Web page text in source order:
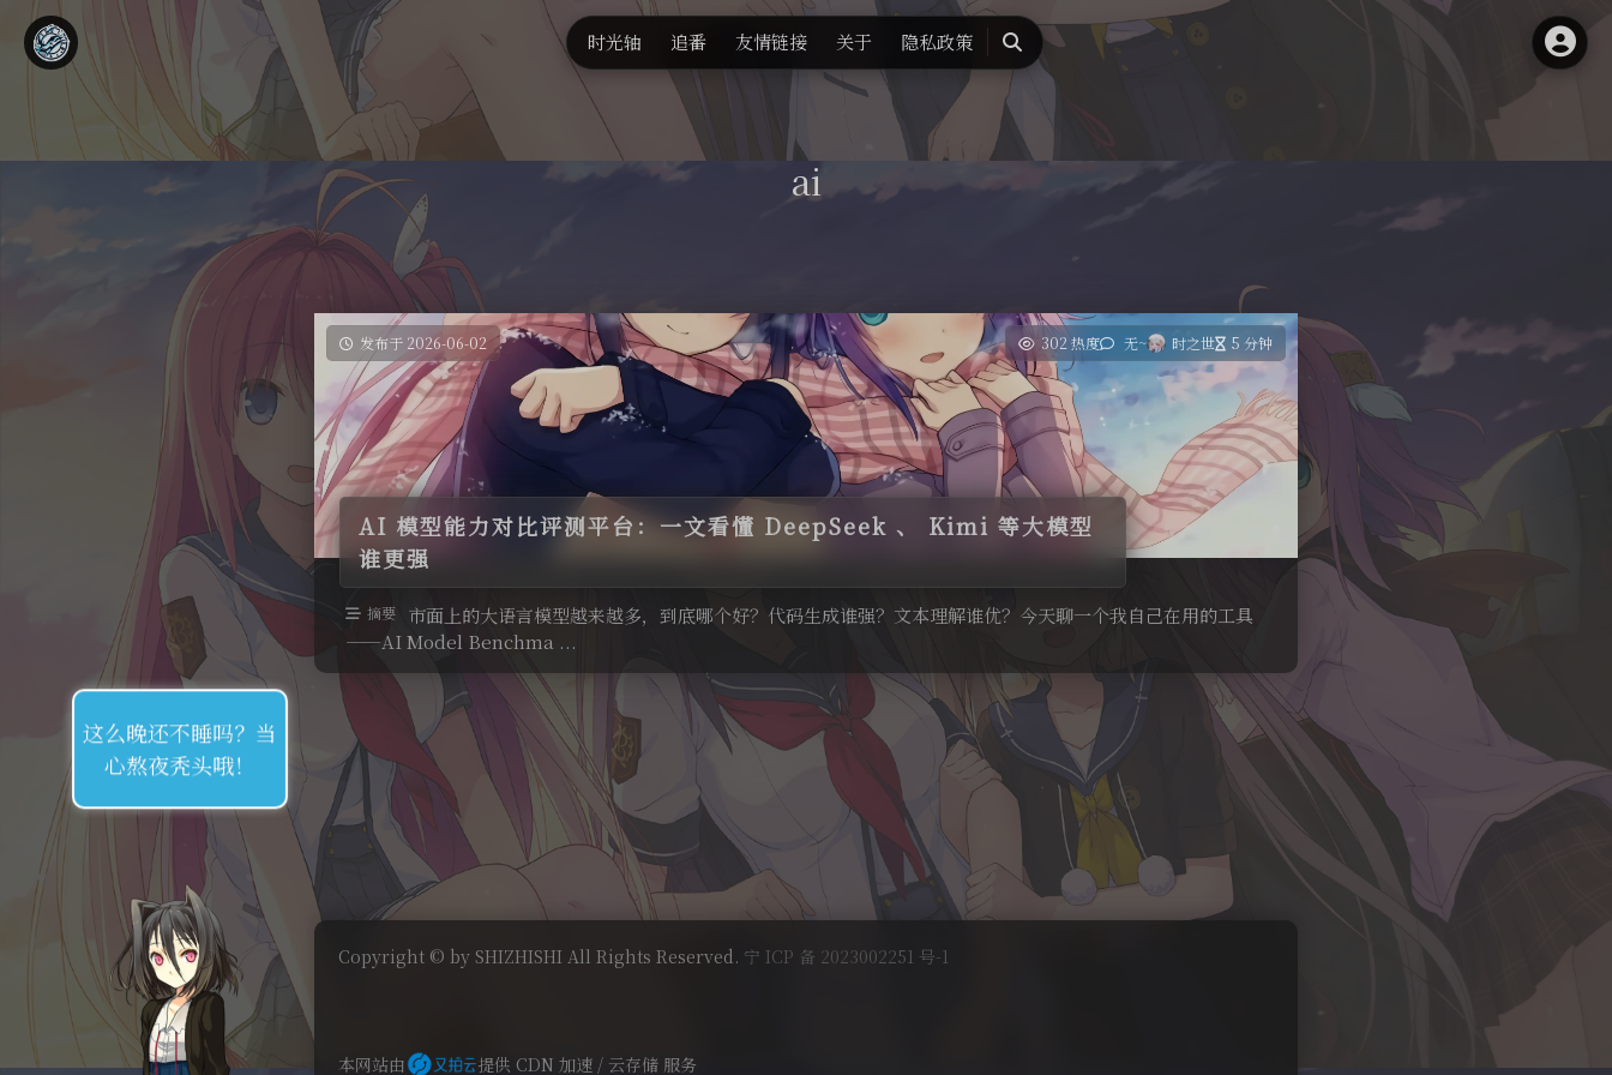
时光轴 追番 友情链接 关于 隐私政策 搜
ai
发布于 2026-06-02 302 热度 无~ 时之世 5 分钟
AI 模型能力对比评测平台：一文看懂 DeepSeek 、 Kimi 等大模型
谁更强
摘要
市面上的大语言模型越来越多，到底哪个好？代码生成谁强？文本理解谁优？今天聊一个我自己在用的工具
——AI Model Benchma ...
Copyright © by SHIZHISHI All Rights Reserved. 宁 ICP 备 2023002251 号-1
本网站由 提供 CDN 加速 / 云存储 服务
这么晚还不睡吗？当
心熬夜秃头哦！